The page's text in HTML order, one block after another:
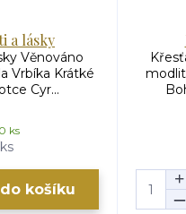
a lásky
Věnováno
Vrbíka Krátké
Cyr...
ks
ks
košíku